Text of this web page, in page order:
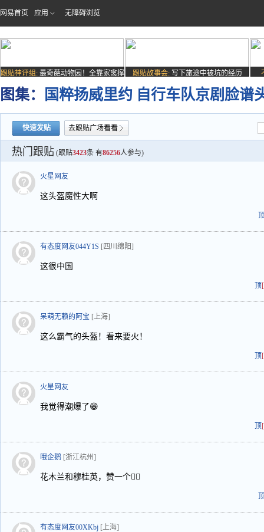
网易首页 应用 无障碍浏览
跟贴神评组: 最奇葩动物园！全靠家禽撑
场子
跟贴故事会: 写下旅途中被坑的经历
图集： 国粹扬威里约 自行车队京剧脸谱
快速发贴 去跟贴广场看看
热门跟贴 (跟贴3423条 有86256人参与)
火星网友
这头盔魔性大啊
有态度网友044Y1S [四川绵阳]
这很中国
顶
呆萌无赖的阿宝 [上海]
这么霸气的头盔！看来要火！
顶
火星网友
我觉得潮爆了😁
顶
哦企鹅 [浙江杭州]
花木兰和穆桂英，赞一个👍🏻
有态度网友00XKbj [上海]